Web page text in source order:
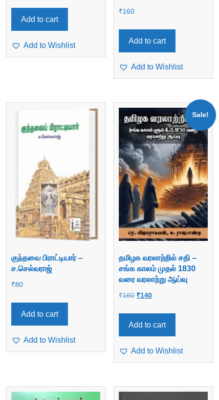
Add to cart
Add to Wishlist
₹160
Add to cart
Add to Wishlist
குந்தவை பிராட்டியார் –
ச.செல்வராஜ்
₹80
Add to cart
Add to Wishlist
Sale!
தமிழக வரலாற்றில் சதி –
சங்க காலம் முதல் 1830
வரை வரலாற்று ஆய்வு
₹160 Original
was:
₹140Current
Add to cart
Add to Wishlist